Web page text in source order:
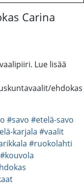
Carina
Lue lisää
ehdokas
#savo #etelä-savo
karjala #vaalit
#ruokolahti
#kouvola